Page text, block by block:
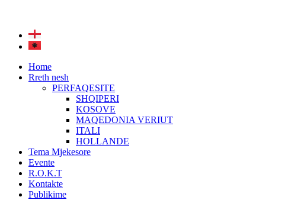
Home
Rreth nesh
PERFAQESITE
SHQIPERI
KOSOVE
MAQEDONIA VERIUT
ITALI
HOLLANDE
Tema Mjekesore
Evente
R.O.K.T
Kontakte
Publikime